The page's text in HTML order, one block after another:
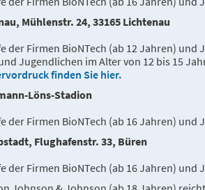
Mühlenstr. 24, 33165 Lichtenau
der Firmen BioNTech (ab 12 Jahren) und
Jugendlichen im Alter von 12 bis 15
finden Sie hier.
Löns-Stadion
der Firmen BioNTech (ab 16 Jahren) und
Flughafenstr. 33, Büren
der Firmen BioNTech (ab 16 Jahren) und